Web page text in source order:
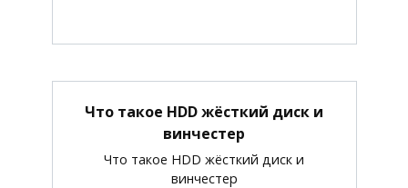
Что такое HDD жёсткий диск и
винчестер
Что такое HDD жёсткий диск и
винчестер